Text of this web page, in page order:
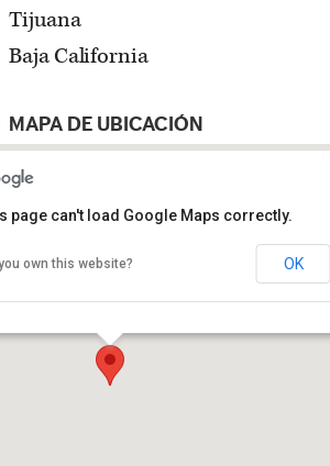
Tijuana
Baja California
MAPA DE UBICACIÓN
Mexicoach, Av. Revolución 1025, entre 6ta y 7ma, Zona
page can't load Google Maps correctly.
own this website? OK